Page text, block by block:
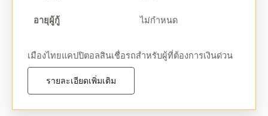
อายุผู้กู้ ไม่กำหนด
เมืองไทยแคปปิตอลสินเชื่อรถสำหรับผู้ที่ต้องการเงินด่วน
รายละเอียดเพิ่มเติม